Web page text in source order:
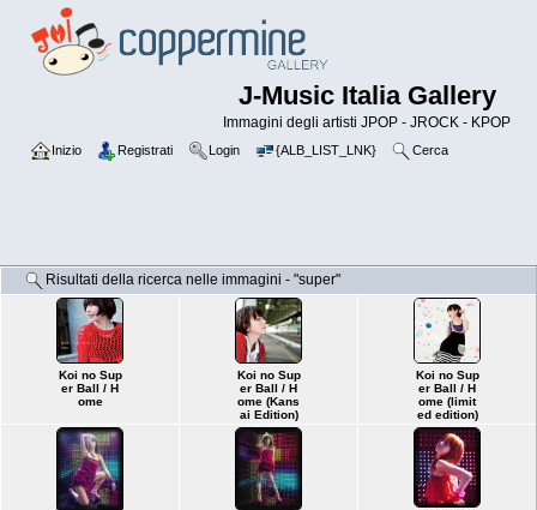
J-Music Italia Gallery
Immagini degli artisti JPOP - JROCK - KPOP
Inizio Registrati Login {ALB_LIST_LNK} Cerca
Risultati della ricerca nelle immagini - "super"
Koi no Sup
er Ball / H
ome
Koi no Sup
er Ball / H
ome (Kans
ai Edition)
Koi no Sup
er Ball / H
ome (limit
ed edition)